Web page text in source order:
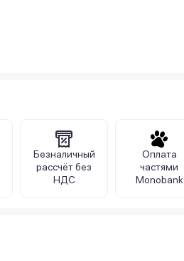
Безналичный
рассчёт без
НДС
Оплата
частями
Monobank